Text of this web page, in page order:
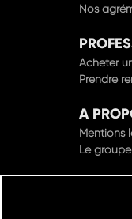
Nos
Acheter
Prendre
A
Mentions
Le